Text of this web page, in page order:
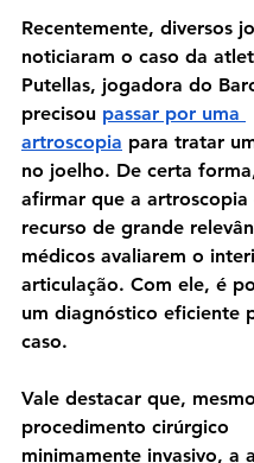
Recentemente, diversos
noticiaram o caso da
Putellas, jogadora do
precisou passar por uma
artroscopia para tratar
no joelho. De certa
afirmar que a artroscopia
recurso de grande
médicos avaliarem o
articulação. Com ele, é
um diagnóstico eficiente
caso.
Vale destacar que,
procedimento cirúrgico
minimamente invasivo, a